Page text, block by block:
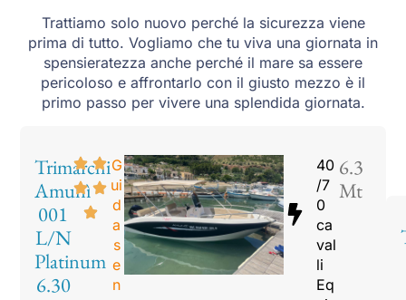
Trattiamo solo nuovo perché la sicurezza viene
prima di tutto. Vogliamo che tu viva una giornata in
spensieratezza anche perché il mare sa essere
pericoloso e affrontarlo con il giusto mezzo è il
primo passo per vivere una splendida giornata.
Trimarchi
Amunì
001
L/N
Platinum
6.30
G
ui
d
a
s
e
n
40
/7
0
ca
val
li
Eq
6.3
Mt